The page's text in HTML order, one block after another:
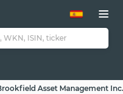
Asset Management